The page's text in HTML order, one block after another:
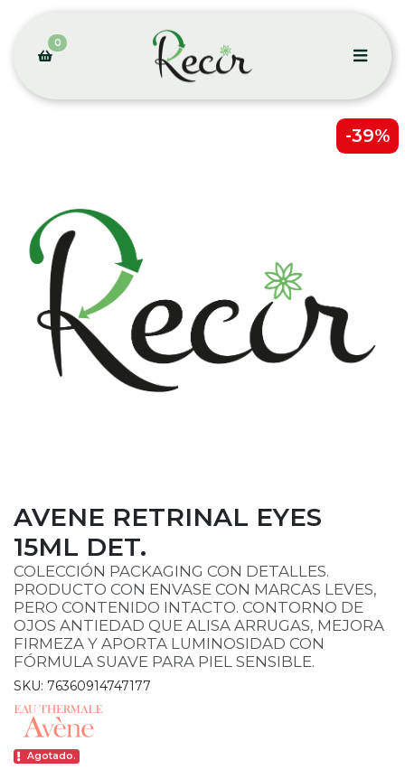
0
-39%
AVENE RETRINAL EYES
15ML DET.
COLECCIÓN PACKAGING CON DETALLES.
PRODUCTO CON ENVASE CON MARCAS LEVES,
PERO CONTENIDO INTACTO. CONTORNO DE
OJOS ANTIEDAD QUE ALISA ARRUGAS, MEJORA
FIRMEZA Y APORTA LUMINOSIDAD CON
FÓRMULA SUAVE PARA PIEL SENSIBLE.
SKU: 76360914747177
Agotado.